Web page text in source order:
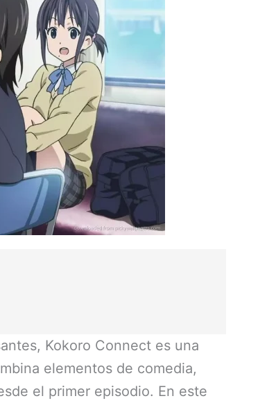
Kokoro Connect es una
elementos de comedia,
el primer episodio. En este